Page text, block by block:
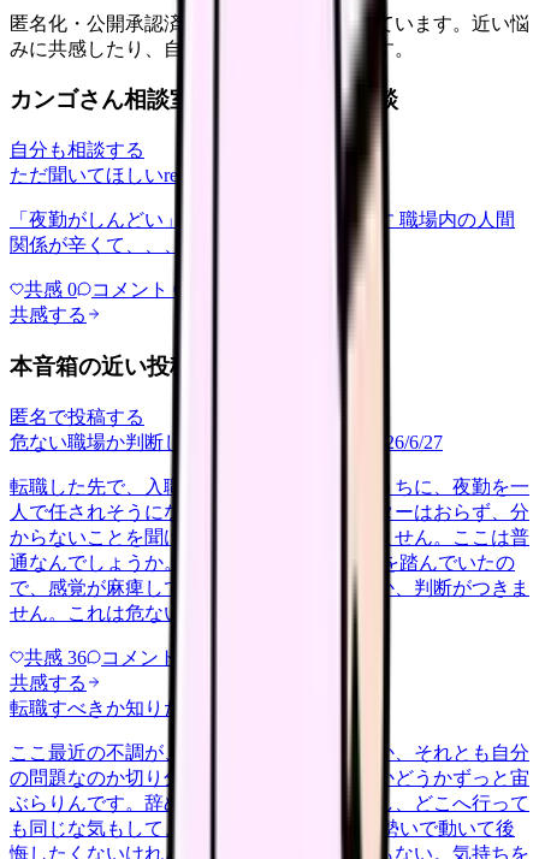
匿名化・公開承認済みの本音だけを表示しています。近い悩
みに共感したり、自分の状況を投稿できます。
カンゴさん相談室から共有された相談
自分も相談する
ただ聞いてほしいrelationships
「夜勤がしんどい」について相談したいです 職場内の人間
関係が辛くて、、、
共感 0 コメント 0
共感する
本音箱の近い投稿
匿名で投稿する
危ない職場か判断してほしい
2026/6/27
転職した先で、入職して二ヶ月も経たないうちに、夜勤を一
人で任されそうになっています。プリセプターはおらず、分
からないことを聞ける相手も日によっていません。ここは普
通なんでしょうか。 前の職場はもっと段階を踏んでいたの
で、感覚が麻痺しているのか自分が甘いのか、判断がつきま
せん。これは危ない環境なのか…
共感 36 コメント
共感する
転職すべきか知りたい
ここ最近の不調が、職場の環境のせいなのか、それとも自分
の問題なのか切り分けられず、転職すべきかどうかずっと宙
ぶらりんです。辞めれば楽になる気もするし、どこへ行って
も同じな気もして、決め手がありません。 勢いで動いて後
悔したくないけれど、このまま留まる根拠もない。気持ちを